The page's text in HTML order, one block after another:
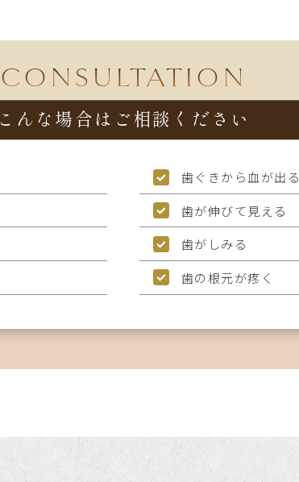
CONSULTATION
こんな場合はご相談ください
歯ぐきから血が出る
歯が伸びて見える
歯がしみる
歯の根元が疼く